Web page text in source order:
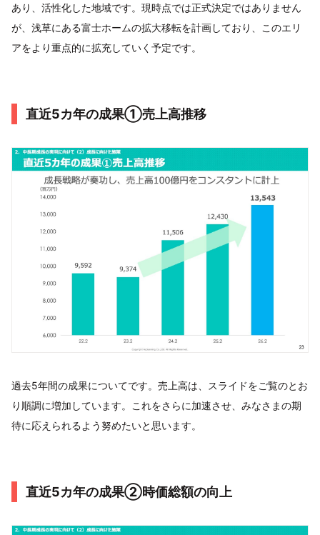
あり、活性化した地域です。現時点では正式決定ではありません
が、浅草にある富士ホームの拡大移転を計画しており、このエリ
アをより重点的に拡充していく予定です。
直近5カ年の成果①売上高推移
過去5年間の成果についてです。売上高は、スライドをご覧のとお
り順調に増加しています。これをさらに加速させ、みなさまの期
待に応えられるよう努めたいと思います。
直近5カ年の成果②時価総額の向上